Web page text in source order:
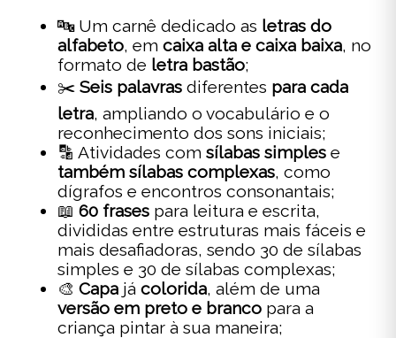
🔤 Um carnê dedicado as letras do
alfabeto, em caixa alta e caixa baixa, no
formato de letra bastão;
✂️ Seis palavras diferentes para cada
letra, ampliando o vocabulário e o
reconhecimento dos sons iniciais;
🔡 Atividades com sílabas simples e
também sílabas complexas, como
dígrafos e encontros consonantais;
📖 60 frases para leitura e escrita,
divididas entre estruturas mais fáceis e
mais desafiadoras, sendo 30 de sílabas
simples e 30 de sílabas complexas;
🎨 Capa já colorida, além de uma
versão em preto e branco para a
criança pintar à sua maneira;